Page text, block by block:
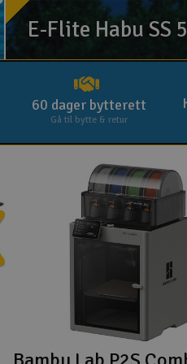
E-Flite Habu SS
60 dager bytterett
Gå til bytte & retur